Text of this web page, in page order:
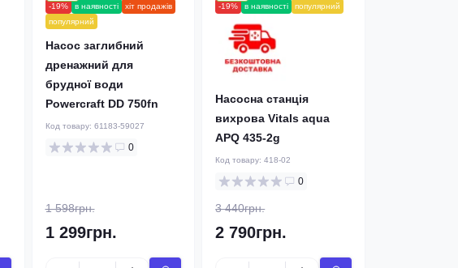
-19% в наявності
хіт продажів
популярний
Насос заглибний
дренажний для
брудної води
Powercraft DD 750fn
Код товару: 61183-59027
0
1 598грн.
1 299грн.
-19% в наявності популярний
Насосна станція
вихрова Vitals aqua
APQ 435-2g
Код товару:418-02
0
3 440грн.
2 790грн.